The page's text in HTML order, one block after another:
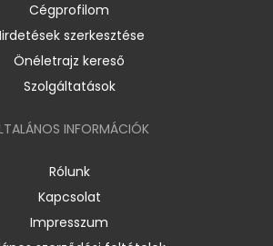
Cégprofilom
szerkesztése
Önéletrajz kereső
Szolgáltatások
INFORMÁCIÓK
Rólunk
Kapcsolat
Impresszum